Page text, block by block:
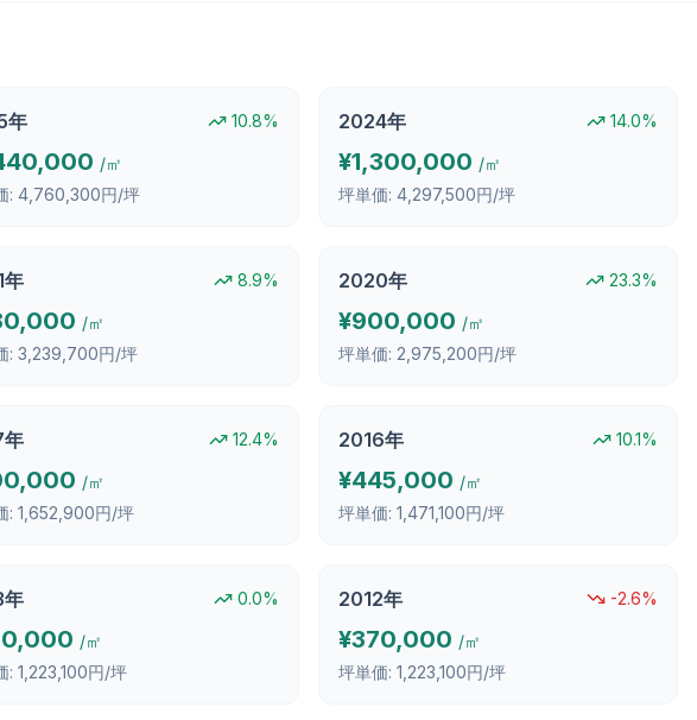
年 10.8%
/㎡
: 4,760,300円/坪
2024年 14.0%
¥1,300,000 /㎡
坪単価: 4,297,500円/坪
年 8.9%
/㎡
: 3,239,700円/坪
2020年 23.3%
¥900,000 /㎡
坪単価: 2,975,200円/坪
年 12.4%
/㎡
: 1,652,900円/坪
2016年 10.1%
¥445,000 /㎡
坪単価: 1,471,100円/坪
年 0.0%
/㎡
: 1,223,100円/坪
2012年 -2.6%
¥370,000 /㎡
坪単価: 1,223,100円/坪